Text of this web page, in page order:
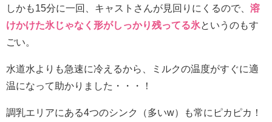
しかも15分に一回、キャストさんが見回りにくるので、 溶
けかけた氷じゃなく形がしっかり残ってる氷というのもす
ごい。
水道水よりも急速に冷えるから、ミルクの温度がすぐに適
温になって助かりました・・・！
調乳エリアにある4つのシンク（多いw）も常にピカピカ！